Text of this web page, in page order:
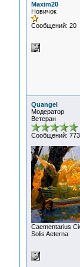
Maxim20
Новичок
Сообщений: 20
Quangel
Модератор
Ветеран
Сообщений:
Сaementarius
Solis Aeterna